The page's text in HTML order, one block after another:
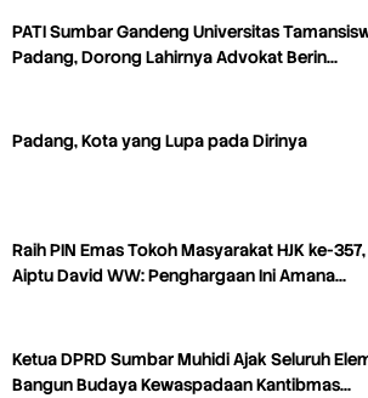
PATI Sumbar Gandeng Universitas
Padang, Dorong Lahirnya Advokat Berin…
Padang, Kota yang Lupa pada Dirinya
Raih PIN Emas Tokoh Masyarakat HJK ke-357,
Aiptu David WW: Penghargaan Ini Amana…
Ketua DPRD Sumbar Muhidi Ajak Seluruh
Bangun Budaya Kewaspadaan Kantibmas…